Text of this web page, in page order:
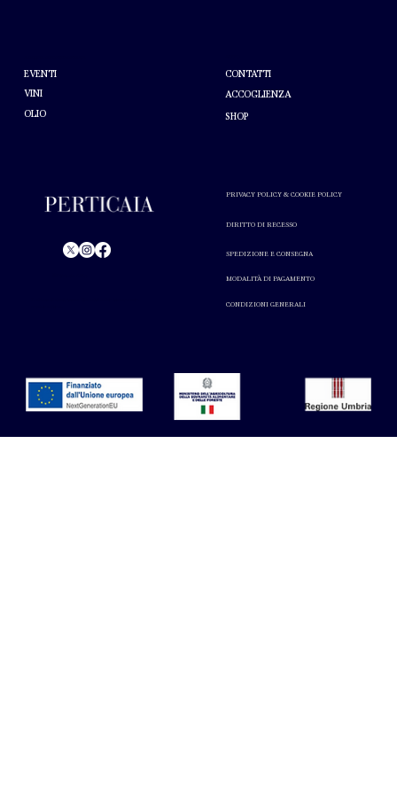
PRIVACY POLICY & COOKIE POLICY
MODALITÀ DI PAGAMENTO
CONDIZIONI GENERALI
SPEDIZIONE E CONSEGNA
DIRITTO DI RECESSO
EVENTI
VINI
OLIO
CONTATTI
ACCOGLIENZA
SHOP